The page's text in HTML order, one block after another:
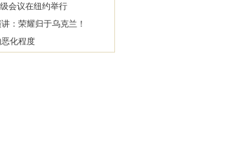
会议在纽约举行
：荣耀归于乌克兰！
化程度